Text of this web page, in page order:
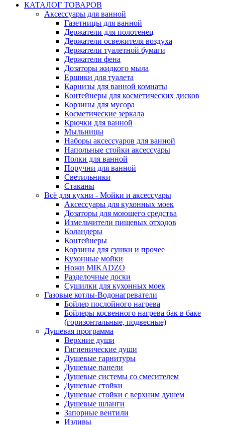
КАТАЛОГ ТОВАРОВ
Аксессуары для ванной
Газетницы для ванной
Держатели для полотенец
Держатели освежителя воздуха
Держатели туалетной бумаги
Держатели фена
Дозаторы жидкого мыла
Ершики для туалета
Карнизы для ванной комнаты
Контейнеры для косметических дисков
Корзины для мусора
Косметические зеркала
Крючки для ванной
Мыльницы
Наборы аксессуаров для ванной
Напольные стойки аксессуары
Полки для ванной
Поручни для ванной
Светильники
Стаканы
Всё для кухни - Мойки и аксессуары
Аксессуары для кухонных моек
Дозаторы для моющего средства
Измельчители пищевых отходов
Коландеры
Контейнеры
Корзины для сушки и прочее
Кухонные мойки
Ножи MIKADZO
Разделочные доски
Сушилки для кухонных моек
Газовые котлы-Водонагреватели
Бойлер послойного нагрева
Бойлеры косвенного нагрева бак в баке
(горизонтальные, подвесные)
Душевая программа
Верхние души
Гигиенические души
Душевые гарнитуры
Душевые панели
Душевые системы со смесителем
Душевые стойки
Душевые стойки с верхним душем
Душевые шланги
Запорные вентили
Изливы